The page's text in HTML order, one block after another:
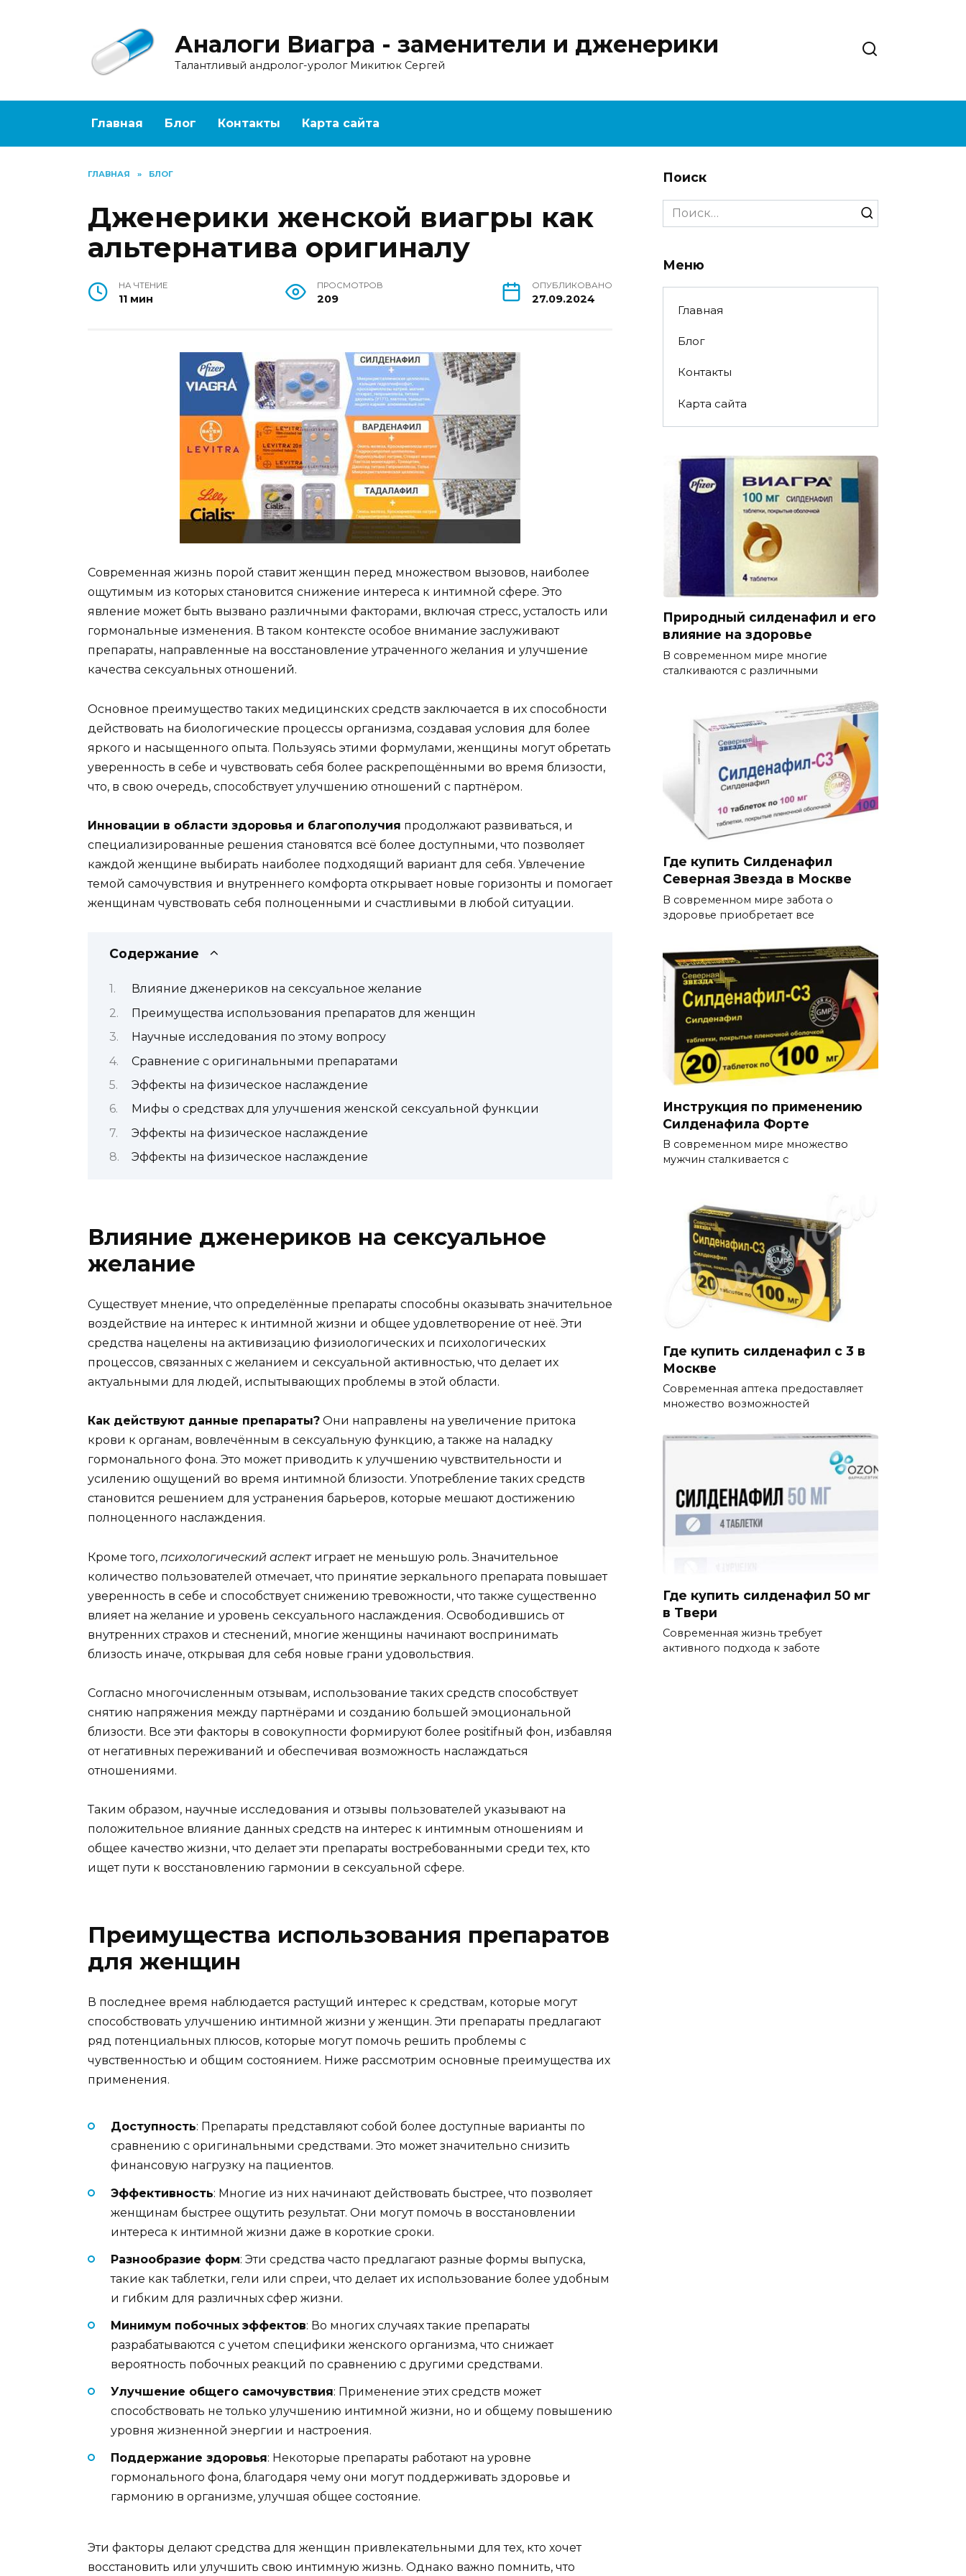
Аналоги Виагра - заменители и дженерики
Талантливый андролог-уролог Микитюк Сергей
Главная Блог Контакты Карта сайта
ГЛАВНАЯ » БЛОГ
Дженерики женской виагры как
альтернатива оригиналу
НА ЧТЕНИЕ
11 мин
ПРОСМОТРОВ
209
ОПУБЛИКОВАНО
27.09.2024
Современная жизнь порой ставит женщин перед множеством вызовов, наиболее
ощутимым из которых становится снижение интереса к интимной сфере. Это
явление может быть вызвано различными факторами, включая стресс, усталость или
гормональные изменения. В таком контексте особое внимание заслуживают
препараты, направленные на восстановление утраченного желания и улучшение
качества сексуальных отношений.
Основное преимущество таких медицинских средств заключается в их способности
действовать на биологические процессы организма, создавая условия для более
яркого и насыщенного опыта. Пользуясь этими формулами, женщины могут обретать
уверенность в себе и чувствовать себя более раскрепощёнными во время близости,
что, в свою очередь, способствует улучшению отношений с партнёром.
Инновации в области здоровья и благополучия продолжают развиваться, и
специализированные решения становятся всё более доступными, что позволяет
каждой женщине выбирать наиболее подходящий вариант для себя. Увлечение
темой самочувствия и внутреннего комфорта открывает новые горизонты и помогает
женщинам чувствовать себя полноценными и счастливыми в любой ситуации.
Содержание
Влияние дженериков на сексуальное желание
Преимущества использования препаратов для женщин
Научные исследования по этому вопросу
Сравнение с оригинальными препаратами
Эффекты на физическое наслаждение
Мифы о средствах для улучшения женской сексуальной функции
Эффекты на физическое наслаждение
Эффекты на физическое наслаждение
Влияние дженериков на сексуальное
желание
Существует мнение, что определённые препараты способны оказывать значительное
воздействие на интерес к интимной жизни и общее удовлетворение от неё. Эти
средства нацелены на активизацию физиологических и психологических
процессов, связанных с желанием и сексуальной активностью, что делает их
актуальными для людей, испытывающих проблемы в этой области.
Как действуют данные препараты? Они направлены на увеличение притока
крови к органам, вовлечённым в сексуальную функцию, а также на наладку
гормонального фона. Это может приводить к улучшению чувствительности и
усилению ощущений во время интимной близости. Употребление таких средств
становится решением для устранения барьеров, которые мешают достижению
полноценного наслаждения.
Кроме того, психологический аспектиграет не меньшую роль. Значительное
количество пользователей отмечает, что принятие зеркального препарата повышает
уверенность в себе и способствует снижению тревожности, что также существенно
влияет на желание и уровень сексуального наслаждения. Освободившись от
внутренних страхов и стеснений, многие женщины начинают воспринимать
близость иначе, открывая для себя новые грани удовольствия.
Согласно многочисленным отзывам, использование таких средств способствует
снятию напряжения между партнёрами и созданию большей эмоциональной
близости. Все эти факторы в совокупности формируют более positifный фон, избавляя
от негативных переживаний и обеспечивая возможность наслаждаться
отношениями.
Таким образом, научные исследования и отзывы пользователей указывают на
положительное влияние данных средств на интерес к интимным отношениям и
общее качество жизни, что делает эти препараты востребованными среди тех, кто
ищет пути к восстановлению гармонии в сексуальной сфере.
Преимущества использования препаратов
для женщин
В последнее время наблюдается растущий интерес к средствам, которые могут
способствовать улучшению интимной жизни у женщин. Эти препараты предлагают
ряд потенциальных плюсов, которые могут помочь решить проблемы с
чувственностью и общим состоянием. Ниже рассмотрим основные преимущества их
применения.
Доступность: Препараты представляют собой более доступные варианты по
сравнению с оригинальными средствами. Это может значительно снизить
финансовую нагрузку на пациентов.
Эффективность: Многие из них начинают действовать быстрее, что позволяет
женщинам быстрее ощутить результат. Они могут помочь в восстановлении
интереса к интимной жизни даже в короткие сроки.
Разнообразие форм: Эти средства часто предлагают разные формы выпуска,
такие как таблетки, гели или спреи, что делает их использование более удобным
и гибким для различных сфер жизни.
Минимум побочных эффектов: Во многих случаях такие препараты
разрабатываются с учетом специфики женского организма, что снижает
вероятность побочных реакций по сравнению с другими средствами.
Улучшение общего самочувствия: Применение этих средств может
способствовать не только улучшению интимной жизни, но и общему повышению
уровня жизненной энергии и настроения.
Поддержание здоровья: Некоторые препараты работают на уровне
гормонального фона, благодаря чему они могут поддерживать здоровье и
гармонию в организме, улучшая общее состояние.
Эти факторы делают средства для женщин привлекательными для тех, кто хочет
восстановить или улучшить свою интимную жизнь. Однако важно помнить, что
Поиск
Search
for:
Меню
Главная
Блог
Контакты
Карта сайта
Природный силденафил и его
влияние на здоровье
В современном мире многие
сталкиваются с различными
Где купить Силденафил
Северная Звезда в Москве
В современном мире забота о
здоровье приобретает все
Инструкция по применению
Силденафила Форте
В современном мире множество
мужчин сталкивается с
Где купить силденафил с 3 в
Москве
Современная аптека предоставляет
множество возможностей
Где купить силденафил 50 мг
в Твери
Современная жизнь требует
активного подхода к заботе